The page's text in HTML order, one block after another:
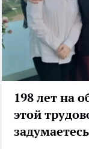
198 лет на
этой